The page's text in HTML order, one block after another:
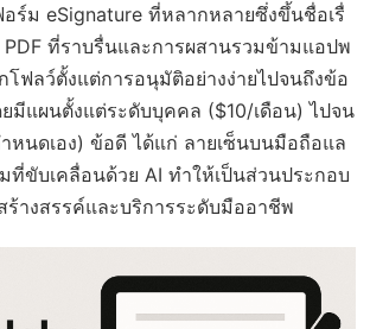
ร์ม eSignature ที่หลากหลายซึ่งขึ้นชื่อเรื่
PDF ที่ราบรื่นและการผสานรวมข้ามแอปพ
โฟลว์ตั้งแต่การอนุมัติอย่างง่ายไปจนถึงข้อ
มีแผนตั้งแต่ระดับบุคคล ($10/เดือน) ไปจน
หนดเอง) ข้อดี ได้แก่ ลายเซ็นบนมือถือแล
ที่ขับเคลื่อนด้วย AI ทำให้เป็นส่วนประกอบ
างสรรค์และบริการระดับมืออาชีพ